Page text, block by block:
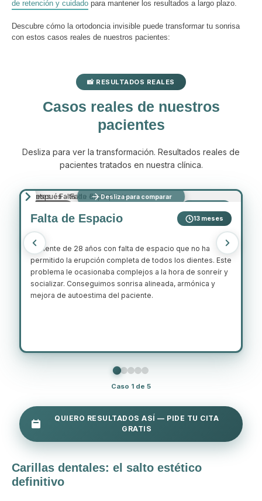
de retención y cuidado para mantener los resultados a largo plazo.
Descubre cómo la ortodoncia invisible puede transformar tu sonrisa
con estos casos reales de nuestros pacientes:
📸 RESULTADOS REALES
Casos reales de nuestros
pacientes
Desliza para ver la transformación. Resultados reales de
pacientes tratados en nuestra clínica.
Desliza para comparar
Falta de Espacio 13 meses
Paciente de 28 años con falta de espacio que no ha
permitido la erupción completa de todos los dientes. Este
problema le ocasionaba complejos a la hora de sonreír y
socializar. Conseguimos sonrisa alineada, armónica y
mejora de autoestima del paciente.
Caso 1 de 5
QUIERO RESULTADOS ASÍ — PIDE TU CITA
GRATIS
Carillas dentales: el salto estético
definitivo